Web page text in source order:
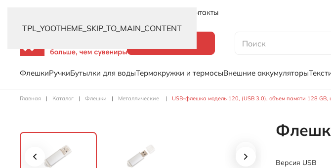
TPL_YOOTHEME_SKIP_TO_MAIN_CONTENT
Контакты
ФлешкиРучкиБутылки для водыТермокружки и термосыВнешние аккумуляторы
Главная Каталог Флешки Металлические USB-флешка модель 120, (USB 3.0), объем памяти 128 GB,
Версия USB